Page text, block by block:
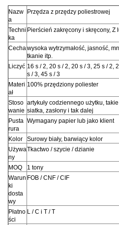
Nazw
a
Przędza z przędzy poliestrowej
Techni
ka
Pierścień zakręcony i skręcony, Z
Cechawysoka wytrzymałość, jasność,
tkanie itp.
Liczyć 16 s / 2, 20 s / 2, 20 s / 3, 25 s / 2,
s / 3, 45 s / 3
Materi
ał
100% przędziony poliester
Stoso
wanie
artykuły codziennego użytku,
siatka, zasłony i tak dalej
Pusta
rura
Wymagany papier lub jako klient
Kolor
Surowy biały, barwiący kolor
Używa
ny
Tkactwo / szycie / dzianie
MOQ
1 tony
Warun
ki
dosta
wy
FOB / CNF / CIF
Płatno
ści
L / C i T / T